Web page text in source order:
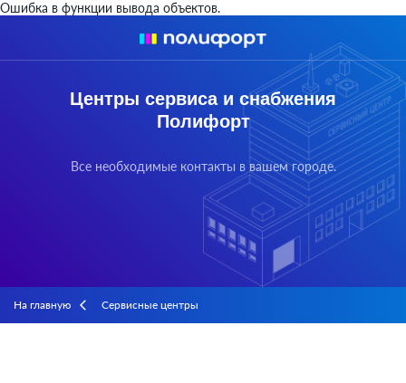
Ошибка в функции вывода объектов.
Центры сервиса и снабжения
Полифорт
Все необходимые контакты в вашем городе.
На главную arrow_back_ios Сервисные центры